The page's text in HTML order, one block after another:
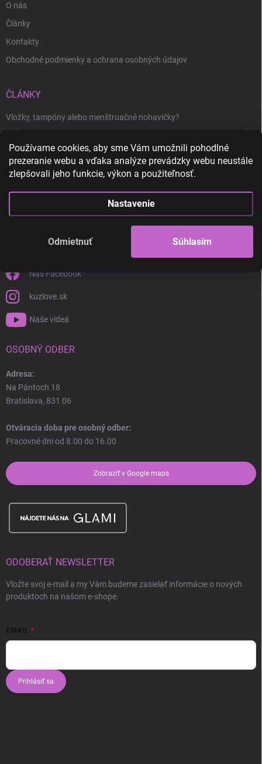
Používame cookies, aby sme Vám umožnili pohodlné
prezeranie webu a vďaka analýze prevádzky webu neustále
zlepšovali jeho funkcie, výkon a použiteľnosť.
Nastavenie
Odmietnuť Súhlasím
O nás
Články
Kontakty
Obchodné podmienky a ochrana osobných údajov
ČLÁNKY
Vložky, tampóny alebo menštruačné nohavičky?
Splňte si sen o morskej panne: Kompletná súprava plaviek s
chvostom
Náš Facebook
kuzlove.sk
Naše videá
OSOBNÝ ODBER
Adresa:
Na Pántoch 18
Bratislava, 831 06
Otváracia doba pre osobný odber:
Pracovné dni od 8.00 do 16.00
Zobraziť v Google maps
ODOBERAŤ NEWSLETTER
Vložte svoj e-mail a my Vám budeme zasielať informácie o nových
produktoch na našom e-shope.
EMAIL
Prihlásiť sa
Odoslať